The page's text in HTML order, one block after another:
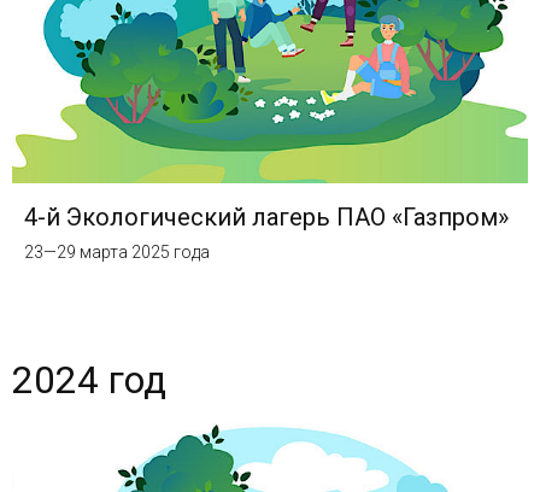
4-й Экологический лагерь ПАО «Газпром»
23—29 марта 2025 года
2024 год